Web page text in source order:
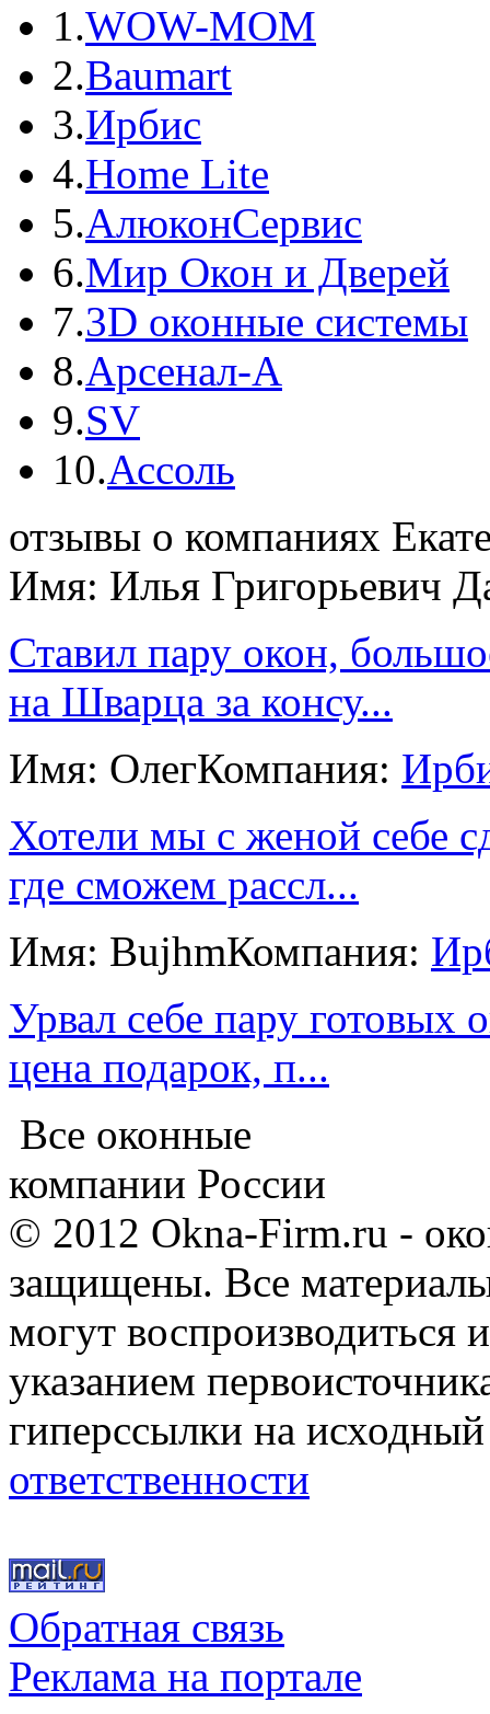
1.WOW-MOM
2.Baumart
3.Ирбис
4.Home Lite
5.АлюконСервис
6.Mир Окон и Дверей
7.3D оконные системы
8.Арсенал-А
9.SV
10.Ассоль
отзывы о компаниях
Имя: Илья Григорьевич
Ставил пару окон,
на Шварца за консу...
Имя: ОлегКомпания:
Хотели мы с женой себе
где сможем рассл...
Имя: BujhmКомпания:
Урвал себе пару готовых
цена подарок, п...
Все оконные
компании России
© 2012 Okna-Firm.ru -
защищены. Все
могут воспроизводиться
указанием
гиперссылки на
ответственности
Обратная связь
Реклама на портале